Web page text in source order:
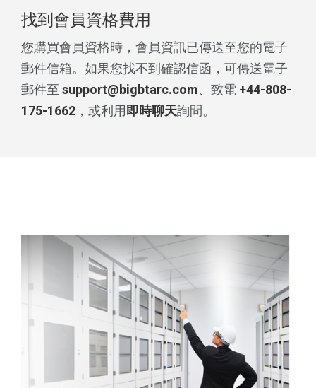
找到會員資格費用
您購買會員資格時，會員資訊已傳送至您的電子
郵件信箱。如果您找不到確認信函，可傳送電子
郵件至 support@bigbtarc.com、致電 +44-808-
175-1662 ，或利用 即時聊天詢問。